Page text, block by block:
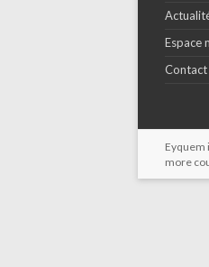
Espace
Contact
Eyquem
more